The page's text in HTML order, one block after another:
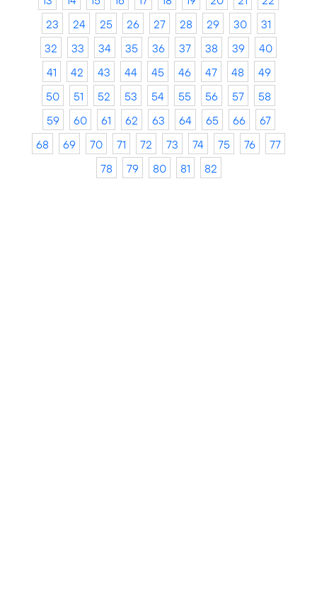
23
24 25 26 27 28 29 30
31
32
33 34 35 36 37 38 39
40
41
42 43 44 45 46 47 48
49
50
51 52 53 54 55 56 57
58
59
60 61 62 63 64 65 66
67
68
69 70 71 72 73 74 75 76
77
78
79 80 81 82